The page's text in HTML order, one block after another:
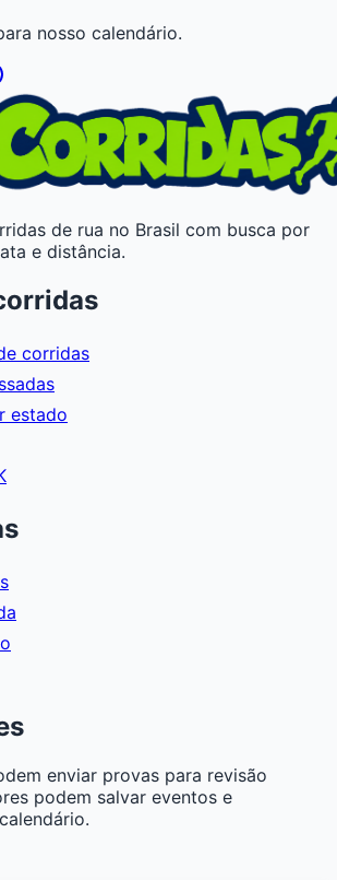
nosso calendário.
de rua no Brasil com busca por
e distância.
corridas
estado
enviar provas para revisão
podem salvar eventos e